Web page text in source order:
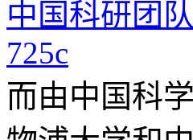
中国科研团
725c
而由中国科